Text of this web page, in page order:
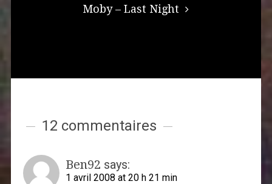
Moby – Last Night
12 commentaires
Ben92 says:
1 avril 2008 at 20 h 21 min